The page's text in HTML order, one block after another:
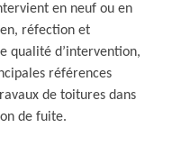
en neuf ou en
réfection et
qualité d’intervention,
références
de toitures dans
de fuite.